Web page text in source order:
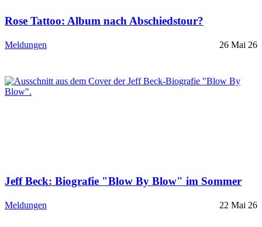
Rose Tattoo: Album nach Abschiedstour?
Meldungen 26 Mai 26
Jeff Beck: Biografie "Blow By Blow" im Sommer
Meldungen 22 Mai 26